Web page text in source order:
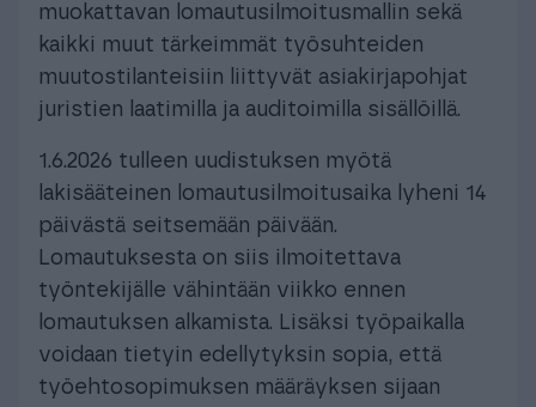
muokattavan lomautusilmoitusmallin sekä
kaikki muut tärkeimmät työsuhteiden
muutostilanteisiin liittyvät asiakirjapohjat
juristien laatimilla ja auditoimilla sisällöillä.
1.6.2026 tulleen uudistuksen myötä
lakisääteinen lomautusilmoitusaika lyheni 14
päivästä seitsemään päivään.
Lomautuksesta on siis ilmoitettava
työntekijälle vähintään viikko ennen
lomautuksen alkamista. Lisäksi työpaikalla
voidaan tietyin edellytyksin sopia, että
työehtosopimuksen määräyksen sijaan